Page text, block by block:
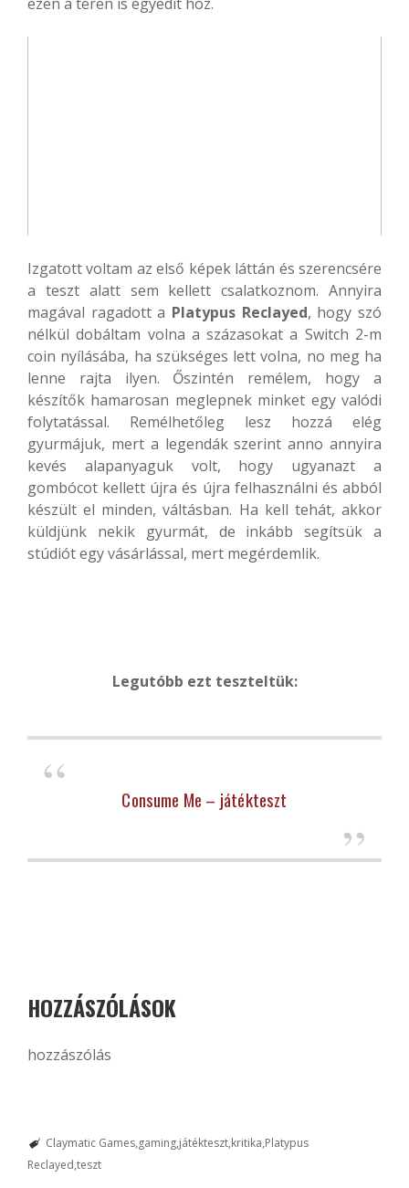
Izgatott voltam az első képek láttán és szerencsére
a teszt alatt sem kellett csalatkoznom. Annyira
magával ragadott a Platypus Reclayed, hogy szó
nélkül dobáltam volna a százasokat a Switch 2-m
coin nyílásába, ha szükséges lett volna, no meg ha
lenne rajta ilyen. Őszintén remélem, hogy a
készítők hamarosan meglepnek minket egy valódi
folytatással. Remélhetőleg lesz hozzá elég
gyurmájuk, mert a legendák szerint anno annyira
kevés alapanyaguk volt, hogy ugyanazt a
gombócot kellett újra és újra felhasználni és abból
készült el minden, váltásban. Ha kell tehát, akkor
küldjünk nekik gyurmát, de inkább segítsük a
stúdiót egy vásárlással, mert megérdemlik.
Legutóbb ezt teszteltük:
Consume Me – játékteszt
HOZZÁSZÓLÁSOK
hozzászólás
Claymatic Games gaming játékteszt kritika Platypus
Reclayed teszt